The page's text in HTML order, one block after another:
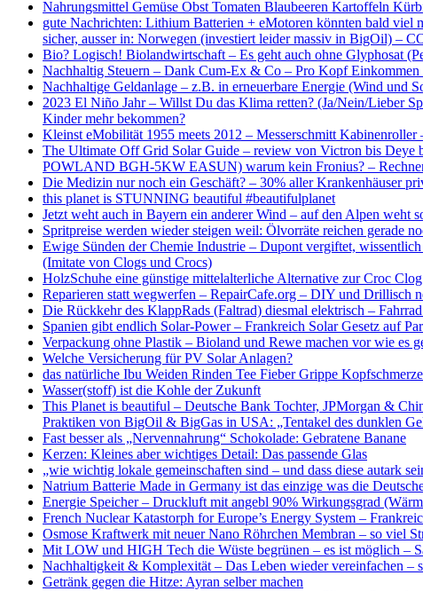
Nahrungsmittel Gemüse Obst Tomaten Blaubeeren Kartoffeln
gute Nachrichten: Lithium Batterien + eMotoren könnten bald
sicher, ausser in: Norwegen (investiert leider massiv in BigOil) –
Bio? Logisch! Biolandwirtschaft – Es geht auch ohne Glyphosat
Nachhaltig Steuern – Dank Cum-Ex & Co – Pro Kopf
Nachhaltige Geldanlage – z.B. in erneuerbare Energie (Wind und
2023 El Niño Jahr – Willst Du das Klima retten? (Ja/Nein/Lieber
Kinder mehr bekommen?
Kleinst eMobilität 1955 meets 2012 – Messerschmitt
The Ultimate Off Grid Solar Guide – review von Victron bis
POWLAND BGH-5KW EASUN) warum kein Fronius? –
Die Medizin nur noch ein Geschäft? – 30% aller Krankenhäuser
this planet is STUNNING beautiful #beautifulplanet
Jetzt weht auch in Bayern ein anderer Wind – auf den Alpen weht
Spritpreise werden wieder steigen weil: Ölvorräte reichen gerade
Ewige Sünden der Chemie Industrie – Dupont vergiftet,
(Imitate von Clogs und Crocs)
HolzSchuhe eine günstige mittelalterliche Alternative zur Croc
Reparieren statt wegwerfen – RepairCafe.org – DIY und Drillisch
Die Rückkehr des KlappRads (Faltrad) diesmal elektrisch –
Spanien gibt endlich Solar-Power – Frankreich Solar Gesetz auf
Verpackung ohne Plastik – Bioland und Rewe machen vor wie es
Welche Versicherung für PV Solar Anlagen?
das natürliche Ibu Weiden Rinden Tee Fieber Grippe
Wasser(stoff) ist die Kohle der Zukunft
This Planet is beautiful – Deutsche Bank Tochter, JPMorgan &
Praktiken von BigOil & BigGas in USA: „Tentakel des dunklen
Fast besser als „Nervennahrung“ Schokolade: Gebratene Banane
Kerzen: Kleines aber wichtiges Detail: Das passende Glas
„wie wichtig lokale gemeinschaften sind – und dass diese autark
Natrium Batterie Made in Germany ist das einzige was die
Energie Speicher – Druckluft mit angebl 90% Wirkungsgrad
French Nuclear Katastorph for Europe’s Energy System –
Osmose Kraftwerk mit neuer Nano Röhrchen Membran – so viel
Mit LOW und HIGH Tech die Wüste begrünen – es ist möglich –
Nachhaltigkeit & Komplexität – Das Leben wieder vereinfachen –
Getränk gegen die Hitze: Ayran selber machen